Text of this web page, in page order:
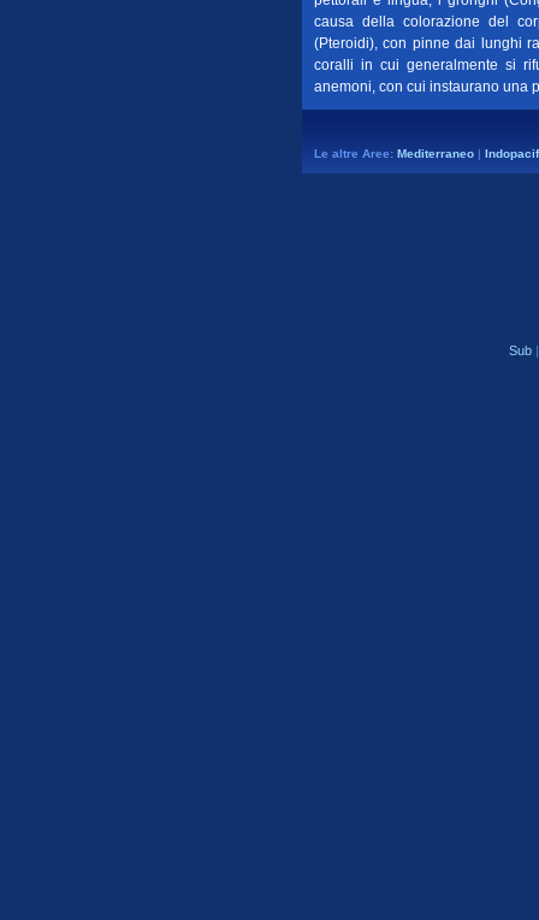
causa della colorazione del
(Pteroidi), con pinne dai lunghi
coralli in cui generalmente si
anemoni, con cui instaurano una
Le altre Aree: Mediterraneo |
Sub